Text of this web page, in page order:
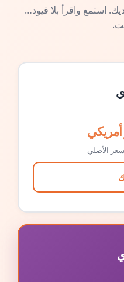
استمع واقرأ بلا قيود…
أمريكي
الأصلي